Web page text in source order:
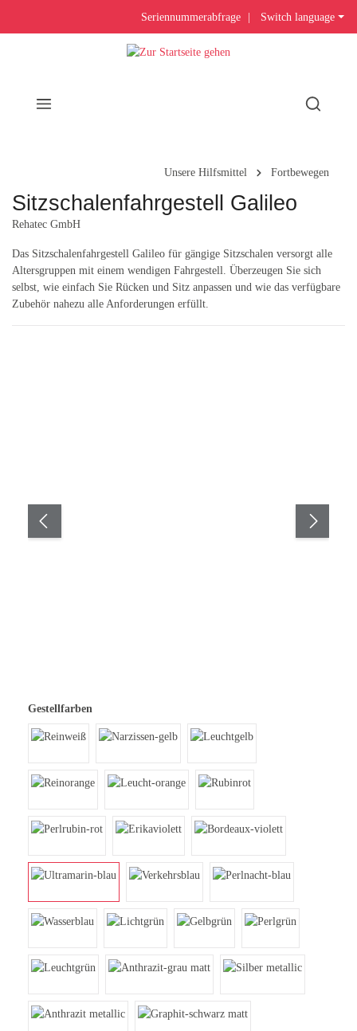
Seriennummerabfrage | Switch language
Unsere Hilfsmittel Fortbewegen
Sitzschalenfahrgestell Galileo
Rehatec GmbH
Das Sitzschalenfahrgestell Galileo für gängige Sitzschalen versorgt alle
Altersgruppen mit einem wendigen Fahrgestell. Überzeugen Sie sich
selbst, wie einfach Sie Rücken und Sitz anpassen und wie das verfügbare
Zubehör nahezu alle Anforderungen erfüllt.
Gestellfarben